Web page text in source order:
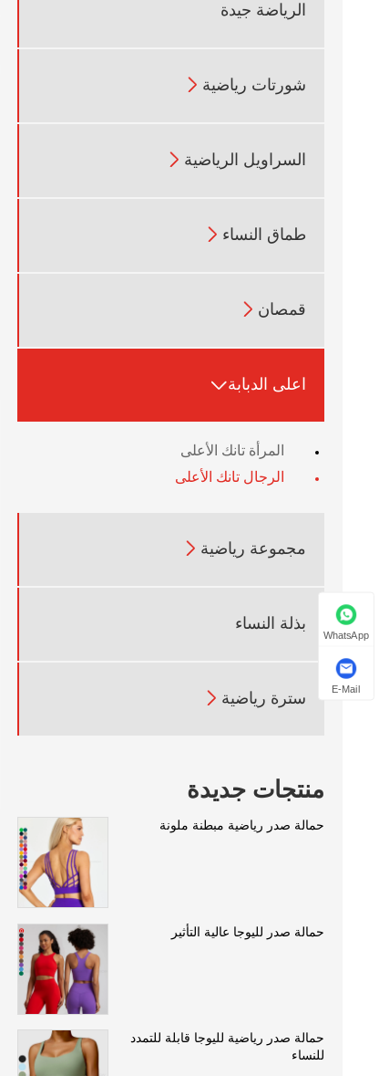
الرياضة جيدة
شورتات رياضية 
السراويل الرياضية 
طماق النساء 
قمصان 
اعلى الدبابة
المرأة تانك الأعلى
الرجال تانك الأعلى
مجموعة رياضية 
بذلة النساء
سترة رياضية 
منتجات جديدة
حمالة صدر رياضية مبطنة ملونة
حمالة صدر لليوجا عالية التأثير
حمالة صدر رياضية لليوجا قابلة للتمدد
للنساء
WhatsApp
E-Mail